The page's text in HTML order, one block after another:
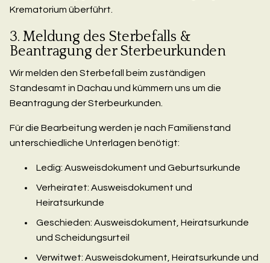
Krematorium überführt.
3. Meldung des Sterbefalls &
Beantragung der Sterbeurkunden
Wir melden den Sterbefall beim zuständigen
Standesamt in Dachau und kümmern uns um die
Beantragung der Sterbeurkunden.
Für die Bearbeitung werden je nach Familienstand
unterschiedliche Unterlagen benötigt:
Ledig: Ausweisdokument und Geburtsurkunde
Verheiratet: Ausweisdokument und
Heiratsurkunde
Geschieden: Ausweisdokument, Heiratsurkunde
und Scheidungsurteil
Verwitwet: Ausweisdokument, Heiratsurkunde und